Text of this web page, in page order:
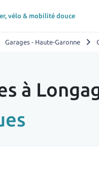
vélo & mobilité douce
Garages - Haute-Garonne chevron_right
à